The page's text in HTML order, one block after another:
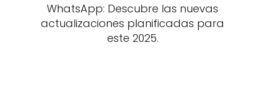
WhatsApp: Descubre las nuevas
actualizaciones planificadas para
este 2025.